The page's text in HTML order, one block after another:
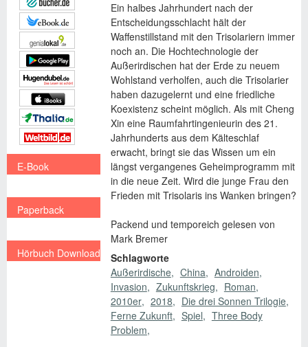
E-Book
Paperback
Hörbuch Download
Ein halbes Jahrhundert nach der
Entscheidungsschlacht hält der
Waffenstillstand mit den Trisolariern immer
noch an. Die Hochtechnologie der
Außerirdischen hat der Erde zu neuem
Wohlstand verholfen, auch die Trisolarier
haben dazugelernt und eine friedliche
Koexistenz scheint möglich. Als mit Cheng
Xin eine Raumfahrtingenieurin des 21.
Jahrhunderts aus dem Kälteschlaf
erwacht, bringt sie das Wissen um ein
längst vergangenes Geheimprogramm mit
in die neue Zeit. Wird die junge Frau den
Frieden mit Trisolaris ins Wanken bringen?
Packend und temporeich gelesen von
Mark Bremer
Schlagworte
Außerirdische
China
Androiden
Invasion
Zukunftskrieg
Roman
2010er
2018
Die drei Sonnen Trilogie
Ferne Zukunft
Spiel
Three Body
Problem